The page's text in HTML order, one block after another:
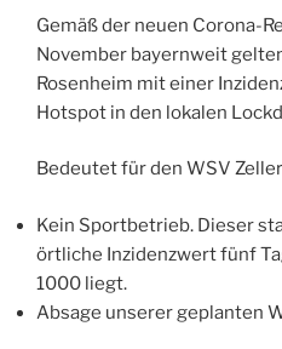
Gemäß der neuen Corona-
November bayernweit
Rosenheim mit einer
Hotspot in den lokalen
Bedeutet für den WSV
Kein Sportbetrieb. Dieser
örtliche Inzidenzwert fünf
1000 liegt.
Absage unserer geplanten